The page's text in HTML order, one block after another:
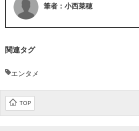
筆者：小西菜穂
関連タグ
エンタメ
TOP